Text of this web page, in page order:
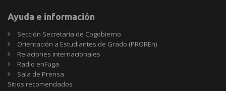
Ayuda e información
Sección Secretaría de Cogobierno
Orientación a Estudiantes de Grado (PROREn)
Relaciones internacionales
Radio enFuga
Sala de Prensa
Sitios
Sitios recomendados